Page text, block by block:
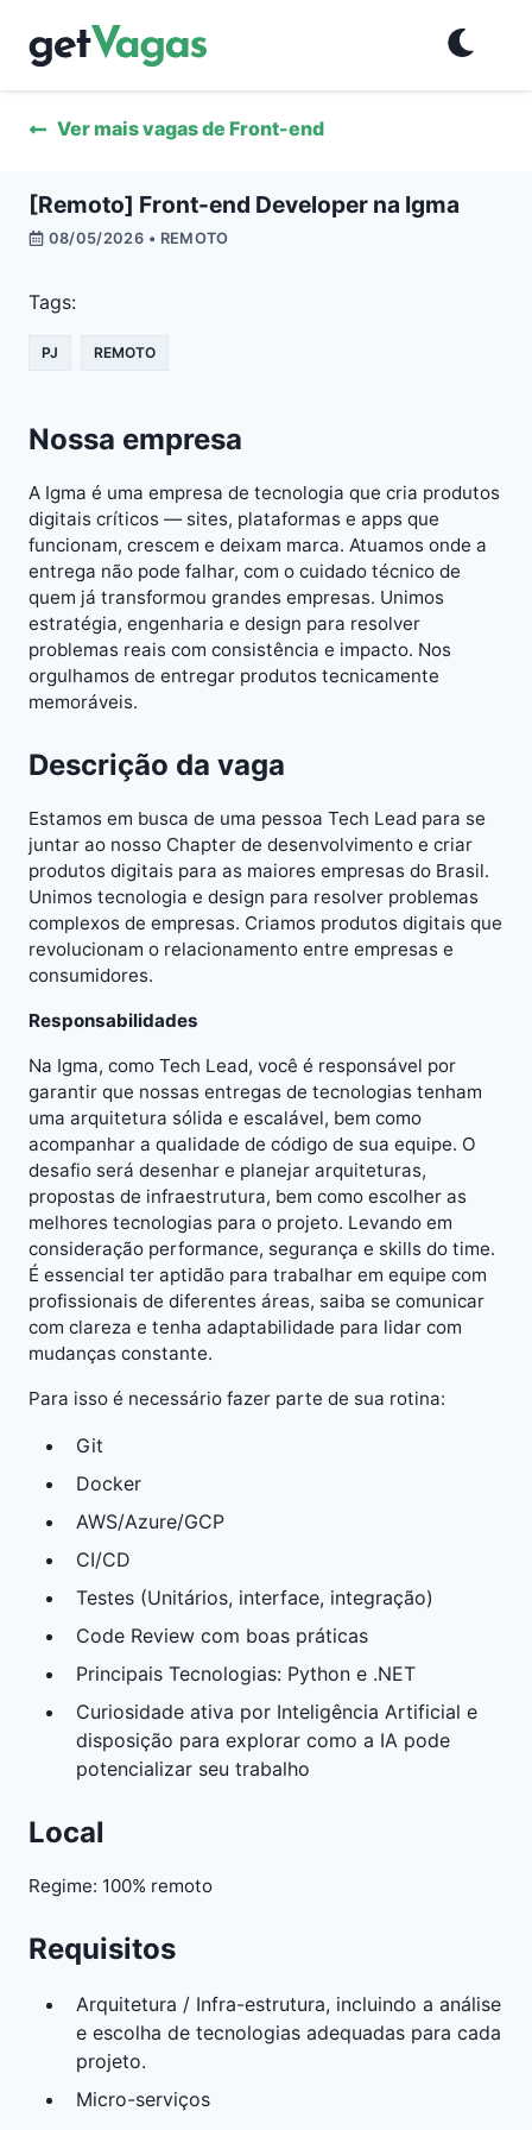
Ver mais vagas de Front-end
[Remoto] Front-end Developer na Igma
08/05/2026 • REMOTO
Tags:
PJ REMOTO
Nossa empresa
A Igma é uma empresa de tecnologia que cria produtos
digitais críticos — sites, plataformas e apps que
funcionam, crescem e deixam marca. Atuamos onde a
entrega não pode falhar, com o cuidado técnico de
quem já transformou grandes empresas. Unimos
estratégia, engenharia e design para resolver
problemas reais com consistência e impacto. Nos
orgulhamos de entregar produtos tecnicamente
memoráveis.
Descrição da vaga
Estamos em busca de uma pessoa Tech Lead para se
juntar ao nosso Chapter de desenvolvimento e criar
produtos digitais para as maiores empresas do Brasil.
Unimos tecnologia e design para resolver problemas
complexos de empresas. Criamos produtos digitais que
revolucionam o relacionamento entre empresas e
consumidores.
Responsabilidades
Na Igma, como Tech Lead, você é responsável por
garantir que nossas entregas de tecnologias tenham
uma arquitetura sólida e escalável, bem como
acompanhar a qualidade de código de sua equipe. O
desafio será desenhar e planejar arquiteturas,
propostas de infraestrutura, bem como escolher as
melhores tecnologias para o projeto. Levando em
consideração performance, segurança e skills do time.
É essencial ter aptidão para trabalhar em equipe com
profissionais de diferentes áreas, saiba se comunicar
com clareza e tenha adaptabilidade para lidar com
mudanças constante.
Para isso é necessário fazer parte de sua rotina:
Git
Docker
AWS/Azure/GCP
CI/CD
Testes (Unitários, interface, integração)
Code Review com boas práticas
Principais Tecnologias: Python e .NET
Curiosidade ativa por Inteligência Artificial e
disposição para explorar como a IA pode
potencializar seu trabalho
Local
Regime: 100% remoto
Requisitos
Arquitetura / Infra-estrutura, incluindo a análise
e escolha de tecnologias adequadas para cada
projeto.
Micro-serviços